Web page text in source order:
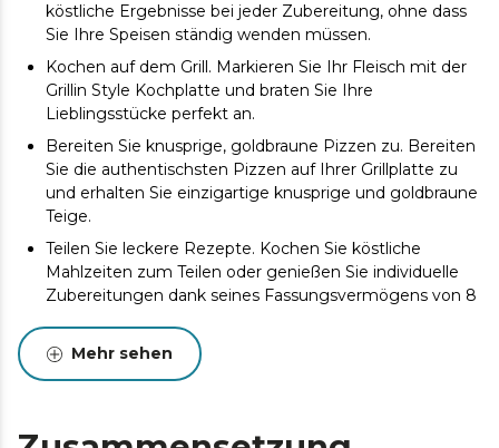
köstliche Ergebnisse bei jeder Zubereitung, ohne dass
Sie Ihre Speisen ständig wenden müssen.
Kochen auf dem Grill. Markieren Sie Ihr Fleisch mit der
Grillin Style Kochplatte und braten Sie Ihre
Lieblingsstücke perfekt an.
Bereiten Sie knusprige, goldbraune Pizzen zu. Bereiten
Sie die authentischsten Pizzen auf Ihrer Grillplatte zu
und erhalten Sie einzigartige knusprige und goldbraune
Teige.
Teilen Sie leckere Rezepte. Kochen Sie köstliche
Mahlzeiten zum Teilen oder genießen Sie individuelle
Zubereitungen dank seines Fassungsvermögens von 8
Gesunde Gerichte mit nur einem Esslöffel Öl. Die
Leistung von 2200 W ermöglicht es Ihnen, Rezepte
Mehr sehen